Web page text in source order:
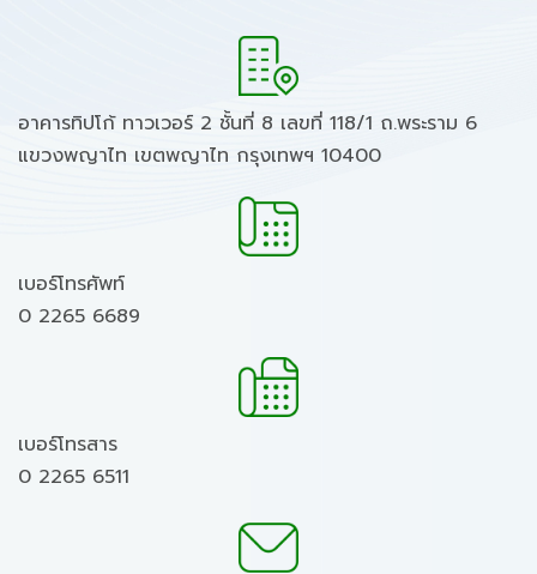
อาคารทิปโก้ ทาวเวอร์ 2 ชั้นที่ 8 เลขที่ 118/1 ถ.พระราม 6
แขวงพญาไท เขตพญาไท กรุงเทพฯ 10400
เบอร์โทรศัพท์
0 2265 6689
เบอร์โทรสาร
0 2265 6511